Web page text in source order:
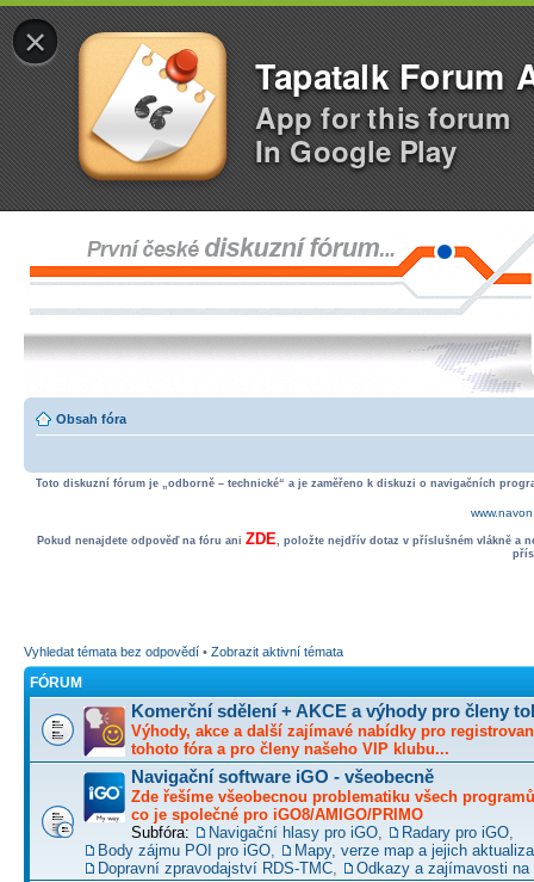
×
Tapatalk Forum
App for this forum
In Google Play
Obsah fóra
Toto diskuzní fórum je „odborně – technické“ a je zaměřeno k diskuzi o navigačních
Pokud nenajdete odpověď na fóru ani ZDE, položte nejdřív dotaz v příslušném vlákně a
Vyhledat témata bez odpovědí • Zobrazit aktivní témata
FÓRUM
Komerční sdělení + AKCE a výhody pro členy
Výhody, akce a další zajímavé nabídky pro
tohoto fóra a pro členy našeho VIP klubu...
Navigační software iGO - všeobecně
Zde řešíme všeobecnou problematiku všech
co je společné pro iGO8/AMIGO/PRIMO
Subfóra:
Navigační hlasy pro iGO Radary pro iGO
Body zájmu POI pro iGO
Mapy, verze map a jejich
Dopravní zpravodajství RDS-TMC
Odkazy a zajímavosti na